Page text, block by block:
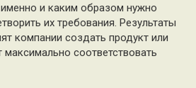
и каким образом нужно
их требования. Результаты
компании создать продукт или
максимально соответствовать